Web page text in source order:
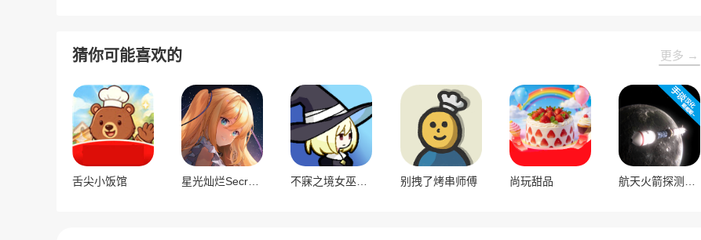
流互动，共同度过了充满欢笑与惊喜的
猜你可能喜欢的 更多 →
舌尖小饭馆 别拽了烤串师傅 尚玩甜品